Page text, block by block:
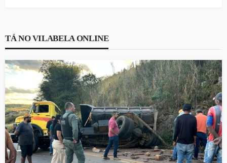
TÁ NO VILABELA ONLINE